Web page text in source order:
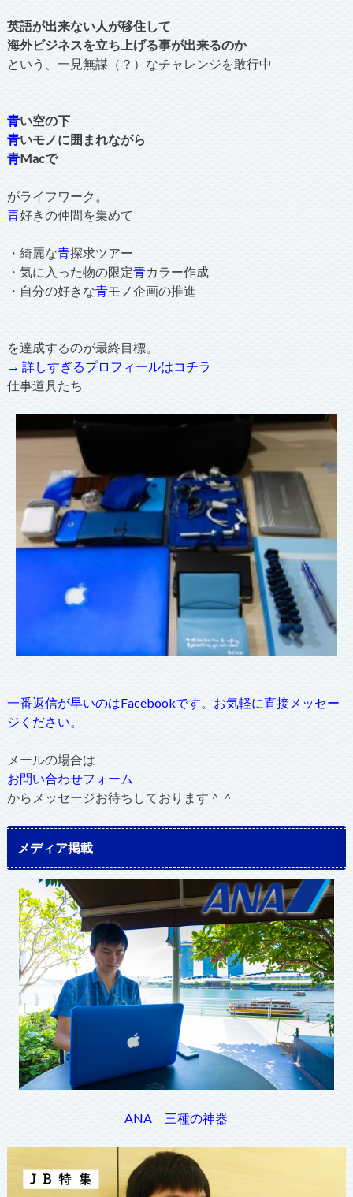
英語が出来ない人が移住して
海外ビジネスを立ち上げる事が出来るのか
という、一見無謀（？）なチャレンジを敢行中
青い空の下
青いモノに囲まれながら
青Macで
がライフワーク。
青好きの仲間を集めて
・綺麗な青探求ツアー
・気に入った物の限定青カラー作成
・自分の好きな青モノ企画の推進
を達成するのが最終目標。
→ 詳しすぎるプロフィールはコチラ
仕事道具たち
一番返信が早いのはFacebookです。お気軽に直接メッセー
ジください。
メールの場合は
お問い合わせフォーム
からメッセージお待ちしております＾＾
メディア掲載
ANA 三種の神器